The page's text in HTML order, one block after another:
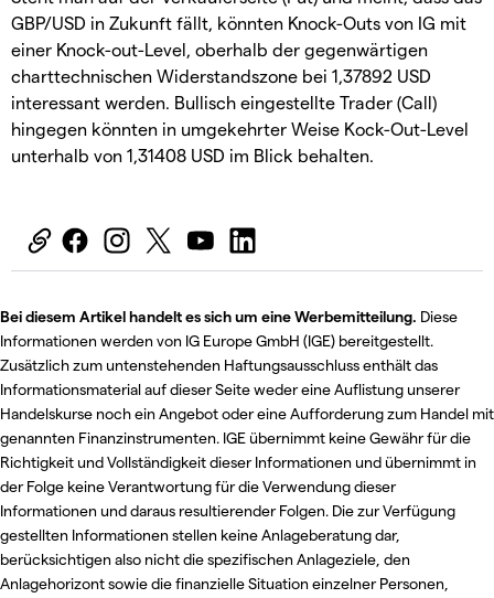
GBP/USD in Zukunft fällt, könnten Knock-Outs von IG mit
einer Knock-out-Level, oberhalb der gegenwärtigen
charttechnischen Widerstandszone bei 1,37892 USD
interessant werden. Bullisch eingestellte Trader (Call)
hingegen könnten in umgekehrter Weise Kock-Out-Level
unterhalb von 1,31408 USD im Blick behalten.
Bei diesem Artikel handelt es sich um eine Werbemitteilung. Diese
Informationen werden von IG Europe GmbH (IGE) bereitgestellt.
Zusätzlich zum untenstehenden Haftungsausschluss enthält das
Informationsmaterial auf dieser Seite weder eine Auflistung unserer
Handelskurse noch ein Angebot oder eine Aufforderung zum Handel mit
genannten Finanzinstrumenten. IGE übernimmt keine Gewähr für die
Richtigkeit und Vollständigkeit dieser Informationen und übernimmt in
der Folge keine Verantwortung für die Verwendung dieser
Informationen und daraus resultierender Folgen. Die zur Verfügung
gestellten Informationen stellen keine Anlageberatung dar,
berücksichtigen also nicht die spezifischen Anlageziele, den
Anlagehorizont sowie die finanzielle Situation einzelner Personen,